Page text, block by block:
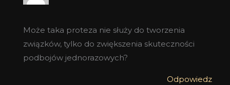
Może taka proteza nie służy do tworzenia
związków, tylko do zwiększenia skuteczności
podbojów jednorazowych?
Odpowiedz